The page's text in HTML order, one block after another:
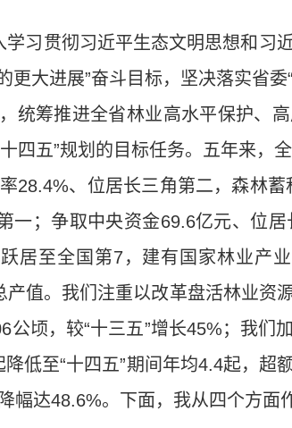
学习贯彻习近平生态文明思想和习
更大进展”奋斗目标，坚决落实省委
统筹推进全省林业高水平保护、
四五”规划的目标任务。五年来，
28.4%、位居长三角第二，森林
一；争取中央资金69.6亿元、位
居至全国第7，建有国家林业产
值。我们注重以改革盘活林业资
顷，较“十三五”增长45%；我们
低至“十四五”期间年均4.4起，超
幅达48.6%。下面，我从四个方面